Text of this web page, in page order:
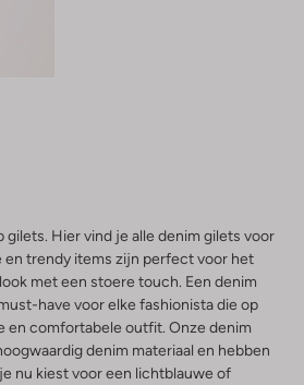
gilets. Hier vind je alle denim gilets voor
en trendy items zijn perfect voor het
met een stoere touch. Een denim
have voor elke fashionista die op
en comfortabele outfit. Onze denim
denim materiaal en hebben
nu kiest voor een lichtblauwe of